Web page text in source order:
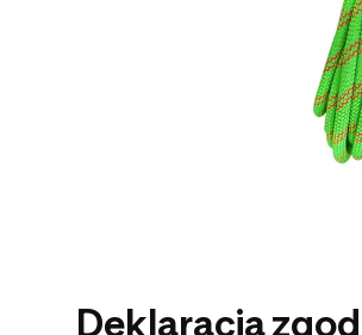
Deklaracja